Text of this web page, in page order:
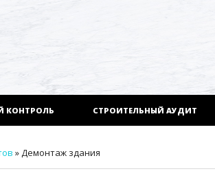
КОНТРОЛЬ СТРОИТЕЛЬНЫЙ АУДИТ
» Демонтаж здания